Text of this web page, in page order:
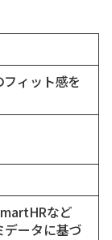
ィット感を
など
ータに基づ